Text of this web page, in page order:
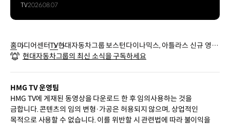
TV2026.08.07
홈미디어센터TV현대자동차그룹 보스턴다이나믹스, 아틀라스 신규 영상
공개
현대자동차그룹의 최신 소식을 구독하세요
HMG TV 운영팀
HMG TV에 게재된 동영상을 다운로드 한 후 임의사용하는 것을
금합니다. 콘텐츠의 임의 변형·가공은 허용되지 않으며, 상업적인
목적으로 사용할 수 없습니다. 이를 위반할 시 관련법에 따라 불이익을